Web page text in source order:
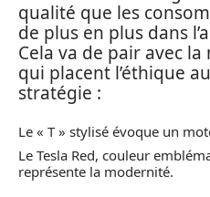
qualité que les
de plus en plus dans
Cela va de pair avec
qui placent l’éthique
stratégie :
Le « T » stylisé évoque un
Le Tesla Red, couleur
représente la modernité.